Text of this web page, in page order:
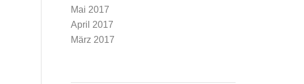
Mai 2017
April 2017
März 2017